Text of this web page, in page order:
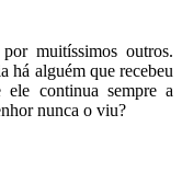
muitíssimos outros.
há alguém que recebeu
continua sempre a
nunca o viu?